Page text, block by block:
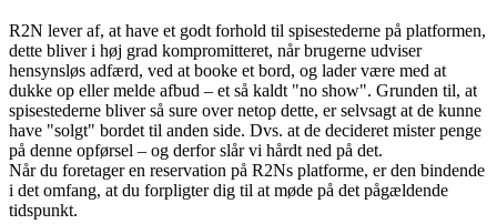
R2N lever af, at have et godt forhold til spisestederne på platformen,
dette bliver i høj grad kompromitteret, når brugerne udviser
hensynsløs adfærd, ved at booke et bord, og lader være med at
dukke op eller melde afbud – et så kaldt "no show". Grunden til, at
spisestederne bliver så sure over netop dette, er selvsagt at de kunne
have "solgt" bordet til anden side. Dvs. at de decideret mister penge
på denne opførsel – og derfor slår vi hårdt ned på det.
Når du foretager en reservation på R2Ns platforme, er den bindende
i det omfang, at du forpligter dig til at møde på det pågældende
tidspunkt.